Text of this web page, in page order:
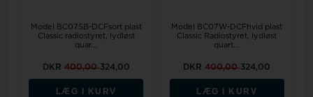
Model BC07SB-DCFsort plast
Classic radiostyret, lydløst
quar...
DKR 400,00324,00
LÆG I KURV
Model BC07W-DCFhvid plast
Classic Radiostyret, lydløst
quart...
DKR400,00324,00
LÆG I KURV